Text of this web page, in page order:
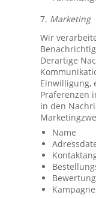
7. Marketing
Wir
Derartige
Einwilligung,
Präferenzen
in den
Name